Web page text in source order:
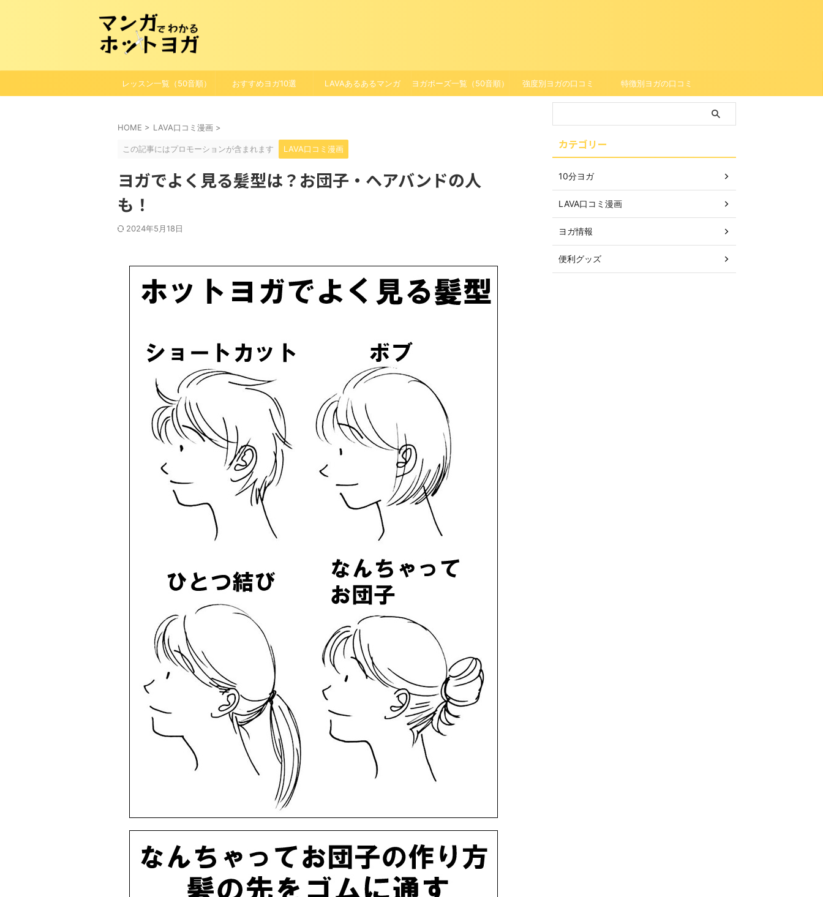
レッスン一覧（50音順） おすすめヨガ10選 LAVAあるあるマンガ ヨガポーズ一覧（50音順） 強度別ヨガの口コミ 特徴別ヨガの口コミ
HOME > LAVA口コミ漫画 >
この記事にはプロモーションが含まれます LAVA口コミ漫画
ヨガでよく見る髪型は？お団子・ヘアバンドの人
も！
2024年5月18日
カテゴリー
10分ヨガ
LAVA口コミ漫画
ヨガ情報
便利グッズ